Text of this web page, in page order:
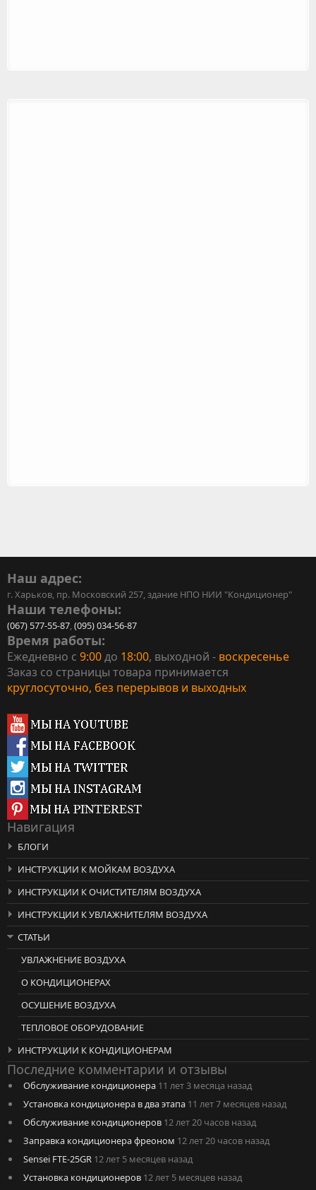
Наш адрес:
г. Харьков, пр. Московский 257, здание НПО НИИ "Кондиционер"
Наши телефоны:
(067) 577-55-87,(095) 034-56-87
Время работы:
Ежедневно с 9:00до 18:00, выходной - воскресенье
Заказ со страницы товара принимается
круглосуточно, без перерывов и выходных
Навигация
БЛОГИ
ИНСТРУКЦИИ К МОЙКАМ ВОЗДУХА
ИНСТРУКЦИИ К ОЧИСТИТЕЛЯМ ВОЗДУХА
ИНСТРУКЦИИ К УВЛАЖНИТЕЛЯМ ВОЗДУХА
СТАТЬИ
УВЛАЖНЕНИЕ ВОЗДУХА
О КОНДИЦИОНЕРАХ
ОСУШЕНИЕ ВОЗДУХА
ТЕПЛОВОЕ ОБОРУДОВАНИЕ
ИНСТРУКЦИИ К КОНДИЦИОНЕРАМ
Последние комментарии и отзывы
Обслуживание кондиционера 11 лет 3 месяца назад
Установка кондиционера в два этапа 11 лет 7 месяцев назад
Обслуживание кондиционеров 12 лет 20 часов назад
Заправка кондиционера фреоном 12 лет 20 часов назад
Sensei FTE-25GR 12 лет 5 месяцев назад
Установка кондиционеров 12 лет 5 месяцев назад